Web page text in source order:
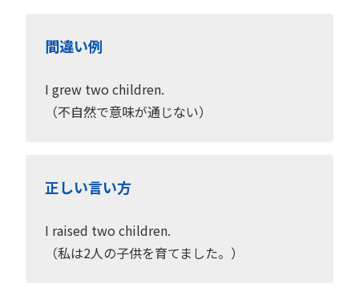
間違い例
I grew two children.
（不自然で意味が通じない）
正しい言い方
I raised two children.
（私は2人の子供を育てました。）